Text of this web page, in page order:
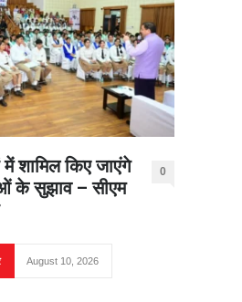
में शामिल किए जाएंगे
के सुझाव – सीएम
0
August 10, 2026